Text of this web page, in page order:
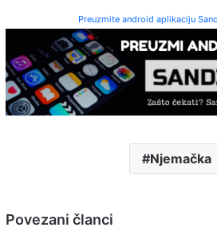
Preuzmite android aplikaciju
Njemačka
Povezani članci